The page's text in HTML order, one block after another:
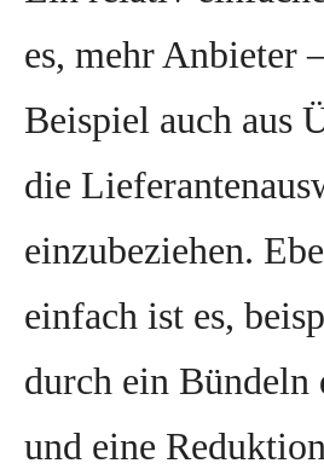
es, mehr Anbieter
Beispiel auch aus
die
einzubeziehen.
einfach ist es,
durch ein Bündeln
und eine